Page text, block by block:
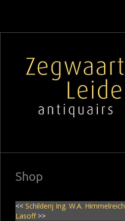
Shop
<< Schilderij Ing. W.A. Himmelreich
Lasoff>>